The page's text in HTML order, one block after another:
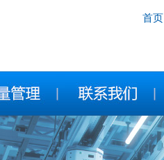
首页